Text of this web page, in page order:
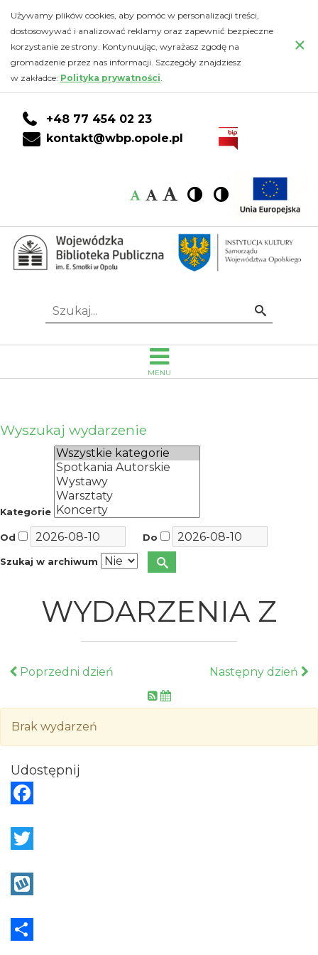
Kalendarz
Wojewódzka
Biblioteka
Publiczna
Emanuela
Smołki
w
Opolu
do
głównej
treści
DO
KONTA
CZYTELNIKA
DO
WYSZUKIWARKI
do
stopki
Używamy plików cookies, aby pomóc w personalizacji treści,
dostosowywać i analizować reklamy oraz zapewnić bezpieczne
korzystanie ze strony. Kontynuując, wyrażasz zgodę na
gromadzenie przez nas informacji. Szczegóły znajdziesz
w zakładce: Polityka prywatności.
×
+48 77 454 02 23
kontakt@wbp.opole.pl
Czcionka:
Czcionka
Czcionka
Czcionka
Wysoki
kontrast
Wysoki
kontrast
Idź
Szukaj...
MENU
Wyszukaj wydarzenie
Kategorie
Od Do
Szukaj w archiwum
WYDARZENIA Z
Poprzedni dzień Następny dzień
Brak wydarzeń
Udostępnij
a
e
o
w
ty